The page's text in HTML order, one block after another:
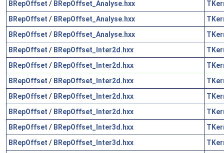
BRepOffset / BRepOffset_Analyse.hxx
BRepOffset / BRepOffset_Analyse.hxx
BRepOffset / BRepOffset_Analyse.hxx
BRepOffset / BRepOffset_Inter2d.hxx
BRepOffset / BRepOffset_Inter2d.hxx
BRepOffset / BRepOffset_Inter2d.hxx
BRepOffset / BRepOffset_Inter2d.hxx
BRepOffset / BRepOffset_Inter2d.hxx
BRepOffset / BRepOffset_Inter3d.hxx
BRepOffset / BRepOffset_Inter3d.hxx